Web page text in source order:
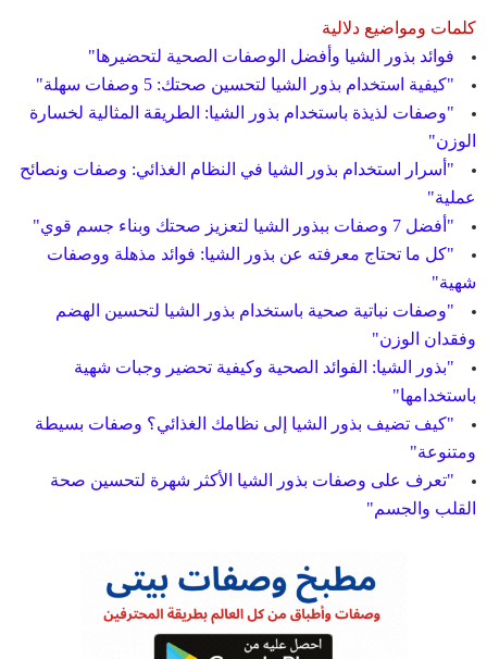
كلمات ومواضيع دلالية
فوائد بذور الشيا وأفضل الوصفات الصحية لتحضيرها"
"كيفية استخدام بذور الشيا لتحسين صحتك: 5 وصفات سهلة"
"وصفات لذيذة باستخدام بذور الشيا: الطريقة المثالية لخسارة
الوزن"
"أسرار استخدام بذور الشيا في النظام الغذائي: وصفات ونصائح
عملية"
"أفضل 7 وصفات ببذور الشيا لتعزيز صحتك وبناء جسم قوي"
"كل ما تحتاج معرفته عن بذور الشيا: فوائد مذهلة ووصفات
شهية"
"وصفات نباتية صحية باستخدام بذور الشيا لتحسين الهضم
وفقدان الوزن"
"بذور الشيا: الفوائد الصحية وكيفية تحضير وجبات شهية
باستخدامها"
"كيف تضيف بذور الشيا إلى نظامك الغذائي؟ وصفات بسيطة
ومتنوعة"
"تعرف على وصفات بذور الشيا الأكثر شهرة لتحسين صحة
القلب والجسم"